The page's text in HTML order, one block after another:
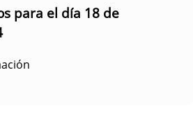
para el día 18 de